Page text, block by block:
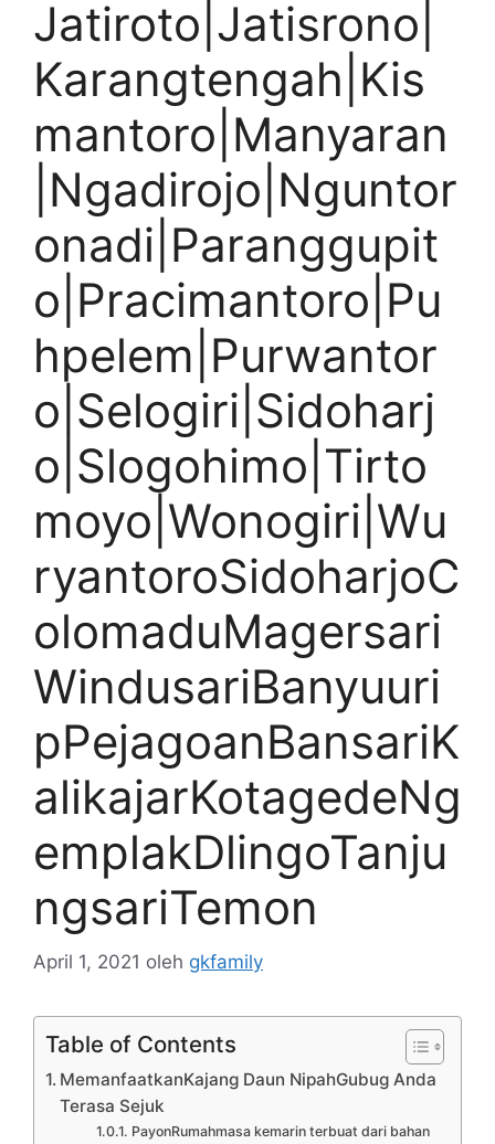
Jatiroto|Jatisrono|
Karangtengah|Kis
mantoro|Manyaran
|Ngadirojo|Nguntor
onadi|Paranggupit
o|Pracimantoro|Pu
hpelem|Purwantor
o|Selogiri|Sidoharj
o|Slogohimo|Tirto
moyo|Wonogiri|Wu
ryantoroSidoharjoC
olomaduMagersari
WindusariBanyuuri
pPejagoanBansariK
alikajarKotagedeNg
emplakDlingoTanju
ngsariTemon
April 1, 2021 oleh gkfamily
Table of Contents
MemanfaatkanKajang Daun NipahGubug Anda
Terasa Sejuk
PayonRumahmasa kemarin terbuat dari bahan